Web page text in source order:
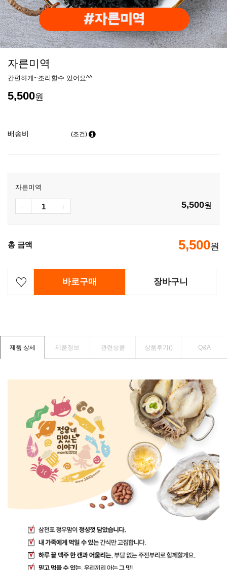
자른미역
간편하게~조리할수 있어요^^
5,500원
배송비 (조건)
자른미역
5,500원
총 금액 5,500원
바로구매 장바구니
제품 상세 제품정보 관련상품 상품후기() Q&A